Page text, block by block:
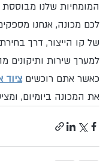
המומחיות שלנו
לכם מכונה, אנחנו
של קו הייצור, דרך
למערך שירות ותיקונים
כאשר אתם רוכשים ציוד
את המכונה ביומיום,